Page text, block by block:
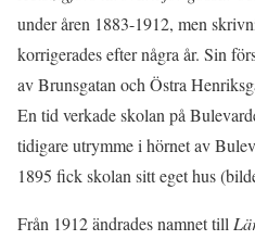
under åren 1883-1912, men
korrigerades efter några år. Sin
av Brunsgatan och Östra
En tid verkade skolan på
tidigare utrymme i hörnet av
1895 fick skolan sitt eget hus
Från 1912 ändrades namnet till